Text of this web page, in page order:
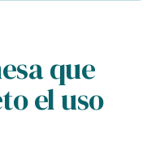
que
el uso